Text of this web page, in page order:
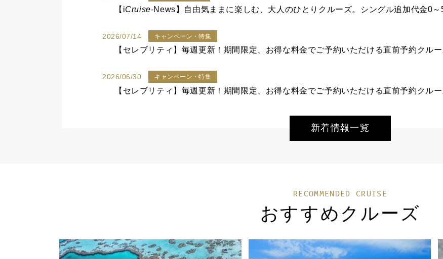
【 iCruise-News】自由気ままに楽しむ、大人のひとりクルーズ。シングル追加代金0
2026/07/14 キャンペーン・特集
【セレブリティ】毎週更新！期間限定、お得な料金でご予約いただける直前予約クル
2026/06/30 キャンペーン・特集
【セレブリティ】毎週更新！期間限定、お得な料金でご予約いただける直前予約クル
新着情報一覧
RECOMMENDED CRUISE
おすすめクルーズ